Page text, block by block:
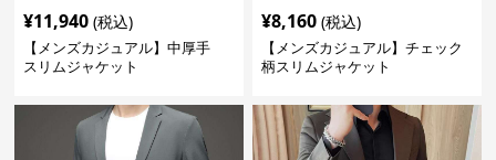
¥11,940 (税込)
【メンズカジュアル】中厚手
スリムジャケット
¥8,160 (税込)
【メンズカジュアル】チェック
柄スリムジャケット